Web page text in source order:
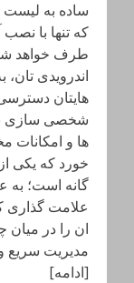
ساده به لیست
که تنها با نصب
اندرویدی
هایتان
شخصی سازی
ها و امکانات
خورد که یکی
گانه است؛ به
علامت گذاری
ان را در میان
مدیریت سریع
[ادامه]